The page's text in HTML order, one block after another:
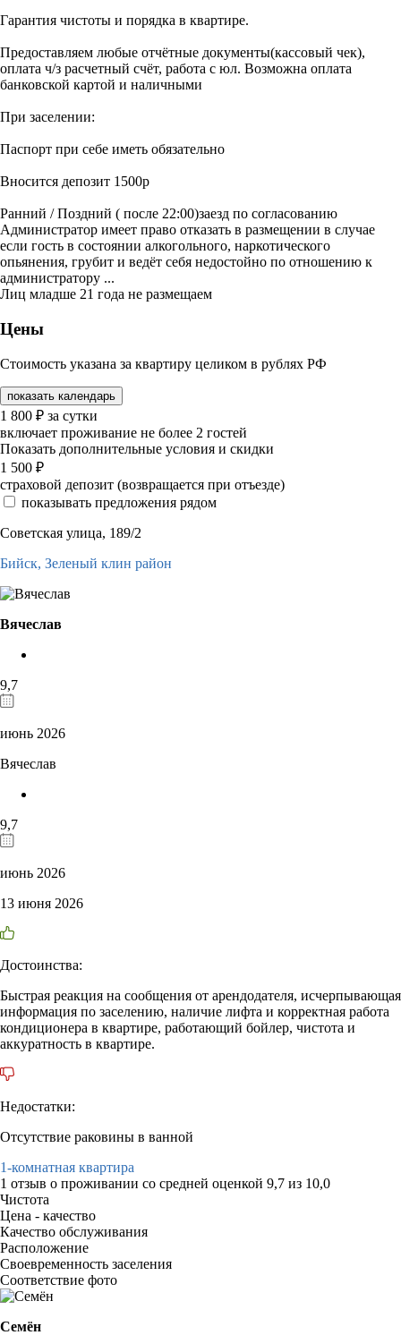
Гарантия чистоты и порядка в квартире.
Предоставляем любые отчётные документы(кассовый чек),
оплата ч/з расчетный счёт, работа с юл. Возможна оплата
банковской картой и наличными
При заселении:
Паспорт при себе иметь обязательно
Вносится депозит 1500р
Ранний / Поздний ( после 22:00)заезд по согласованию
Администратор имеет право отказать в размещении в случае
если гость в состоянии алкогольного, наркотического
опьянения, грубит и ведёт себя недостойно по отношению к
администратору ...
Лиц младше 21 года не размещаем
Цены
Стоимость указана за квартиру целиком в рублях РФ
показать календарь
1 800 ₽ за сутки
включает проживание не более 2 гостей
Показать дополнительные условия и скидки
1 500 ₽
страховой депозит (возвращается при отъезде)
показывать предложения рядом
Советская улица, 189/2
Бийск, Зеленый клин район
Вячеслав
9,7
июнь 2026
Вячеслав
9,7
июнь 2026
13 июня 2026
Достоинства:
Быстрая реакция на сообщения от арендодателя, исчерпывающая
информация по заселению, наличие лифта и корректная работа
кондиционера в квартире, работающий бойлер, чистота и
аккуратность в квартире.
Недостатки:
Отсутствие раковины в ванной
1-комнатная квартира
1 отзыв о проживании со средней оценкой 9,7 из 10,0
Чистота
Цена - качество
Качество обслуживания
Расположение
Своевременность заселения
Соответствие фото
Семён